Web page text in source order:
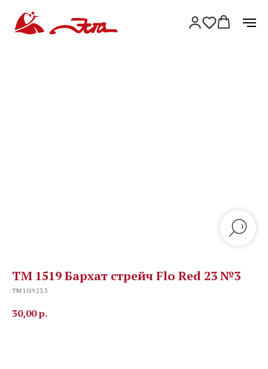
TM 1519 Бархат стрейч Flo Red 23 №3
TM 1519.23.3
30,00р.